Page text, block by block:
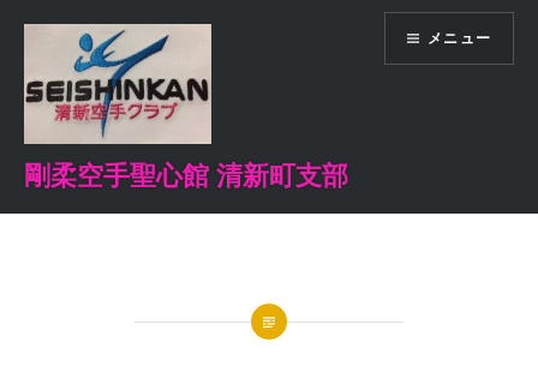
剛柔空手聖心館 清新町支部
メニュー